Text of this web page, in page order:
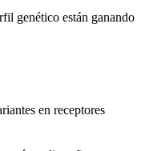
genético están ganando
en receptores